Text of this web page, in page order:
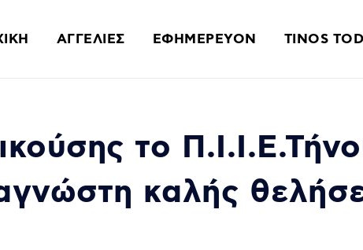
ΑΓΓΕΛΙΕΣ ΕΦΗΜΕΡΕΥΟΝ TINOS
το
καλής